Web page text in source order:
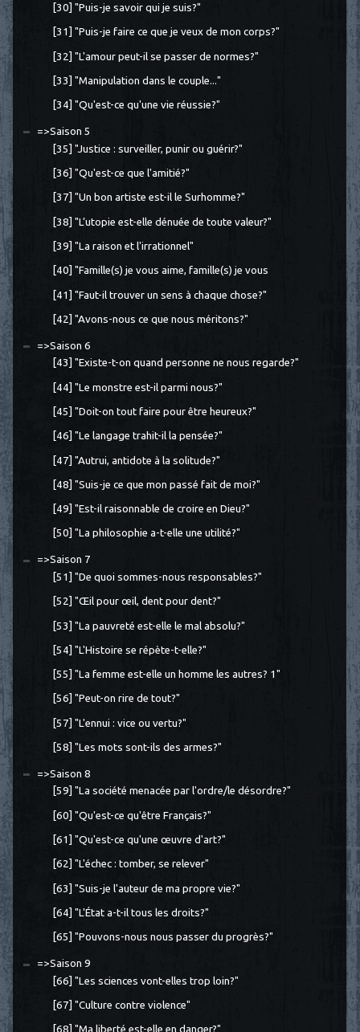
[30] "Puis-je savoir qui je suis?"
[31] "Puis-je faire ce que je veux de mon corps?"
[32] "L'amour peut-il se passer de normes?"
[33] "Manipulation dans le couple..."
[34] "Qu'est-ce qu'une vie réussie?"
=>Saison 5
[35] "Justice : surveiller, punir ou guérir?"
[36] "Qu'est-ce que l'amitié?"
[37] "Un bon artiste est-il le Surhomme?"
[38] "L’utopie est-elle dénuée de toute valeur?"
[39] "La raison et l'irrationnel"
[40] "Famille(s) je vous aime, famille(s) je vous
[41] "Faut-il trouver un sens à chaque chose?"
[42] "Avons-nous ce que nous méritons?"
=>Saison 6
[43] "Existe-t-on quand personne ne nous regarde?"
[44] "Le monstre est-il parmi nous?"
[45] "Doit-on tout faire pour être heureux?"
[46] "Le langage trahit-il la pensée?"
[47] "Autrui, antidote à la solitude?"
[48] "Suis-je ce que mon passé fait de moi?"
[49] "Est-il raisonnable de croire en Dieu?"
[50] "La philosophie a-t-elle une utilité?"
=>Saison 7
[51] "De quoi sommes-nous responsables?"
[52] "Œil pour œil, dent pour dent?"
[53] "La pauvreté est-elle le mal absolu?"
[54] "L'Histoire se répète-t-elle?"
[55] "La femme est-elle un homme les autres? 1"
[56] "Peut-on rire de tout?"
[57] "L'ennui : vice ou vertu?"
[58] "Les mots sont-ils des armes?"
=>Saison 8
[59] "La société menacée par l'ordre/le désordre?"
[60] "Qu'est-ce qu'être Français?"
[61] "Qu'est-ce qu'une œuvre d'art?"
[62] "L'échec : tomber, se relever"
[63] "Suis-je l'auteur de ma propre vie?"
[64] "L'État a-t-il tous les droits?"
[65] "Pouvons-nous nous passer du progrès?"
=>Saison 9
[66] "Les sciences vont-elles trop loin?"
[67] "Culture contre violence"
[68] "Ma liberté est-elle en danger?"